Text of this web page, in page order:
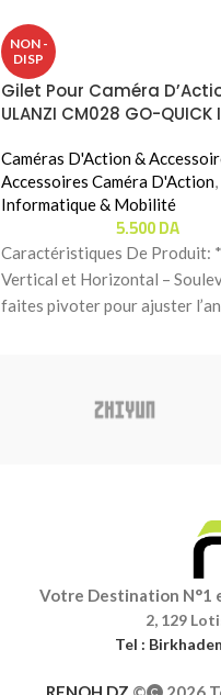
NON -
DISP
Gilet Pour Caméra
ULANZI CM028 GO-QUICK
Caméras D'Action &
Accessoires Caméra D'Action
Informatique & Mobilité
5.500DA
Caractéristiques De Produit:
Vertical et Horizontal –
faites pivoter pour ajuster
Votre Destination N°1
2, 129
Tel :